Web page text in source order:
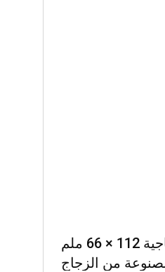
عدسة زجاجية 112 × 66 ملم (11H1)
من الزجاج